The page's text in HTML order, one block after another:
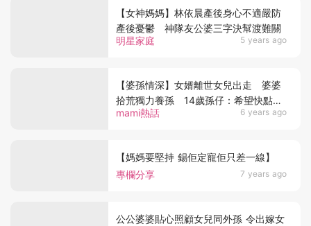
明星家庭 5 years ago
【女神媽媽】林依晨產後身心不適嚴防
產後憂鬱 神隊友公婆三字決幫渡難關
mami熱話 6 years ago
【婆孫情深】女婿離世女兒出走 婆婆
拾荒獨力養孫 14歲孫仔：希望快點長
大，成為守護婆婆的堅強大人！
專欄分享 7 years ago
【媽媽要堅持 錫佢定寵佢只差一線】
公公婆婆貼心照顧女兒同外孫 令出嫁女